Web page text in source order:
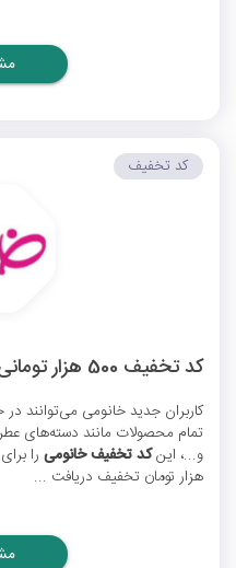
کد تخفیف 500 هزار تومانی اولین خرید خانومی
تمام محصولات مانند دسته‌های
و...، اینکد تخفیف خانومی
هزار تومان تخفیف دریافت ...
کد تخفیف